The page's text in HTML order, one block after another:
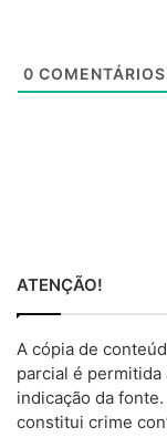
0 COMENTÁRIOS
ATENÇÃO!
A cópia de
parcial é permitida
indicação da
constitui crime